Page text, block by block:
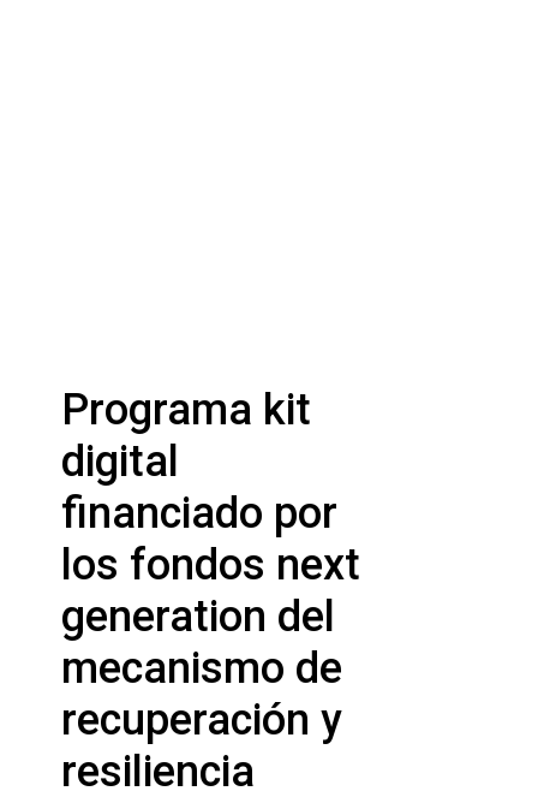
Programa kit
digital
financiado por
los fondos next
generation del
mecanismo de
recuperación y
resiliencia